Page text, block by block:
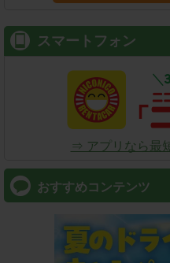
スマートフォン
⇒ アプリなら最
おすすめコンテンツ